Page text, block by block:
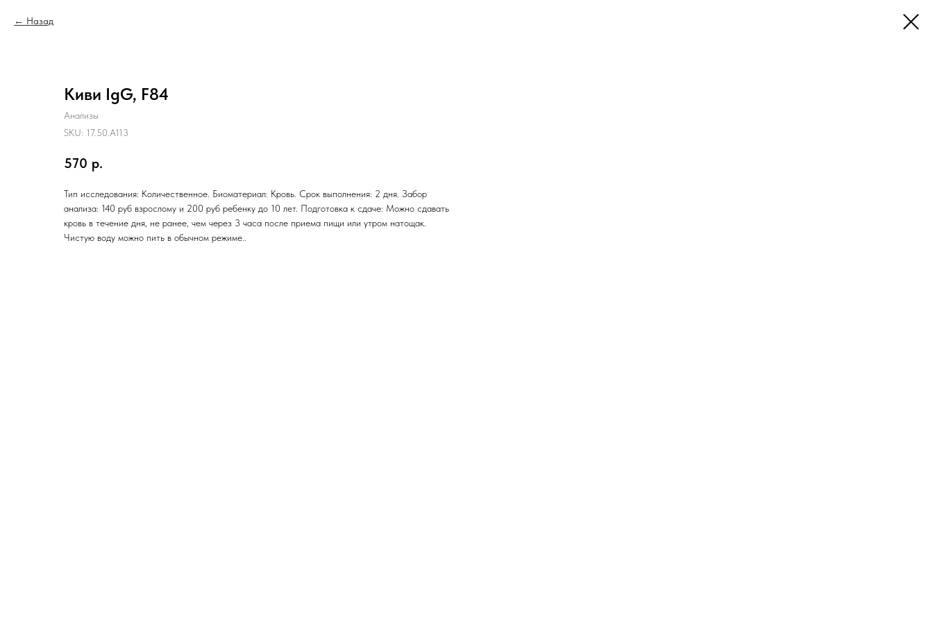
Назад
Киви IgG, F84
Анализы
SKU: 17.50.A113
570 р.
Тип исследования: Количественное. Биоматериал: Кровь. Срок выполнения: 2 дня. Забор
анализа: 140 руб взрослому и 200 руб ребенку до 10 лет. Подготовка к сдаче: Можно сдавать
кровь в течение дня, не ранее, чем через 3 часа после приема пищи или утром натощак.
Чистую воду можно пить в обычном режиме..